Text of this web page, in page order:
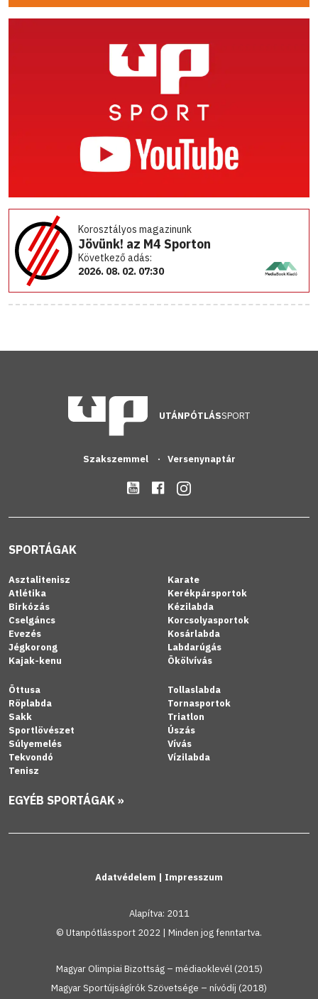
Korosztályos magazinunk
Jövünk! az M4 Sporton
Következő adás:
2026. 08. 02. 07:30
UTÁNPÓTLÁSSPORT
Szakszemmel Versenynaptár
SPORTÁGAK
Asztalitenisz
Atlétika
Birkózás
Cselgáncs
Evezés
Jégkorong
Kajak-kenu
Karate
Kerékpársportok
Kézilabda
Korcsolyasportok
Kosárlabda
Labdarúgás
Ökölvívás
Öttusa
Röplabda
Sakk
Sportlövészet
Súlyemelés
Tekvondó
Tenisz
Tollaslabda
Tornasportok
Triatlon
Úszás
Vívás
Vízilabda
EGYÉB SPORTÁGAK »
Adatvédelem | Impresszum
Alapítva: 2011
© Utanpótlássport 2022 | Minden jog fenntartva.
Magyar Olimpiai Bizottság – médiaoklevél (2015)
Magyar Sportújságírók Szövetsége – nívódíj (2018)